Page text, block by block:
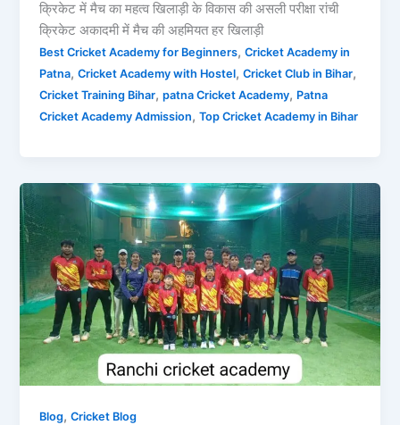
क्रिकेट में मैच का महत्व खिलाड़ी के विकास की असली परीक्षा रांची
क्रिकेट अकादमी में मैच की अहमियत हर खिलाड़ी
Best Cricket Academy for Beginners,Cricket Academy in
Patna,Cricket Academy with Hostel,Cricket Club in Bihar,
Cricket Training Bihar,patna Cricket Academy, Patna
Cricket Academy Admission,Top Cricket Academy in Bihar
Blog,Cricket Blog